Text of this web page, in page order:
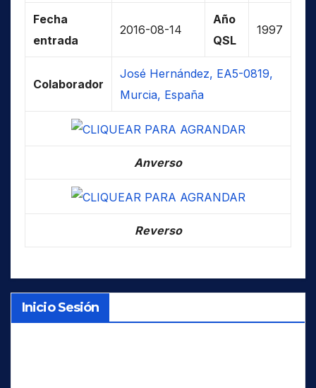
Fecha
entrada
2016-08-14
Año
QSL
1997
Colaborador
José Hernández, EA5-0819,
Murcia, España
Anverso
Reverso
Inicio Sesión